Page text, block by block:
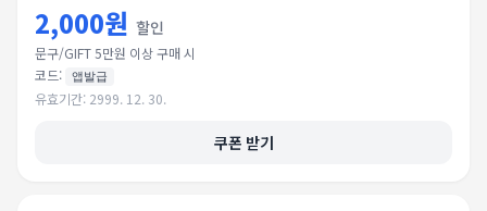
2,000원 할인
문구/GIFT 5만원 이상 구매 시
코드:
앱발급
유효기간: 2999. 12. 30.
쿠폰 받기